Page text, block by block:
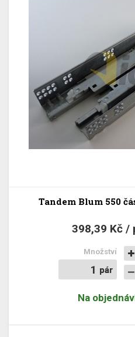
Tandem Blum 550
398,39 Kč /
pár
pár
Množství
Na